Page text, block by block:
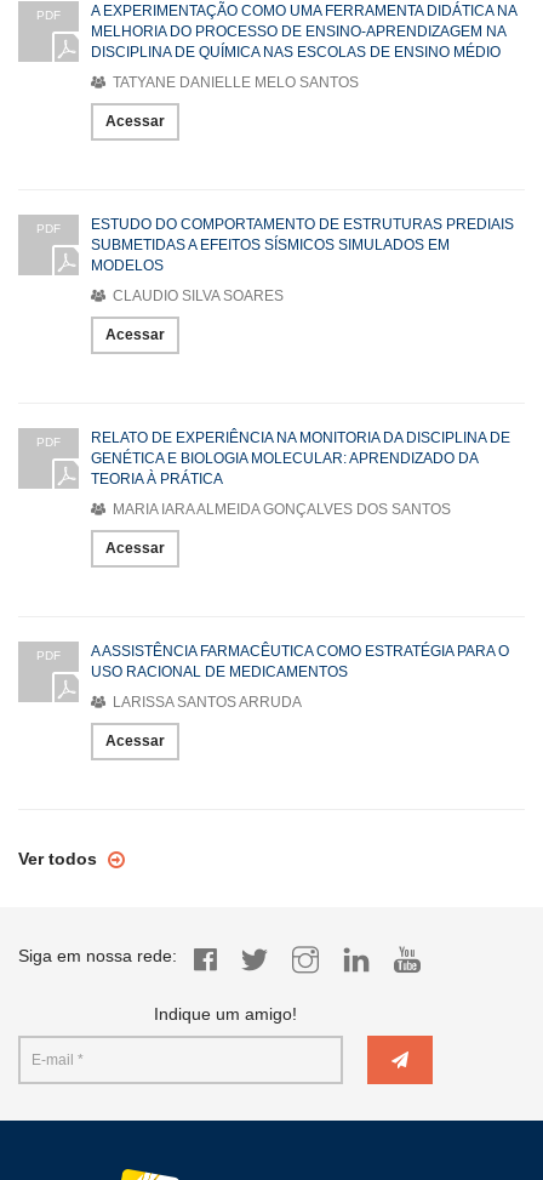
PDF
A EXPERIMENTAÇÃO COMO UMA FERRAMENTA DIDÁTICA NA
MELHORIA DO PROCESSO DE ENSINO-APRENDIZAGEM NA
DISCIPLINA DE QUÍMICA NAS ESCOLAS DE ENSINO MÉDIO
TATYANE DANIELLE MELO SANTOS
Acessar
PDF
ESTUDO DO COMPORTAMENTO DE ESTRUTURAS PREDIAIS
SUBMETIDAS A EFEITOS SÍSMICOS SIMULADOS EM
MODELOS
CLAUDIO SILVA SOARES
Acessar
PDF
RELATO DE EXPERIÊNCIA NA MONITORIA DA DISCIPLINA DE
GENÉTICA E BIOLOGIA MOLECULAR: APRENDIZADO DA
TEORIA À PRÁTICA
MARIA IARA ALMEIDA GONÇALVES DOS SANTOS
Acessar
PDF
A ASSISTÊNCIA FARMACÊUTICA COMO ESTRATÉGIA PARA O
USO RACIONAL DE MEDICAMENTOS
LARISSA SANTOS ARRUDA
Acessar
Ver todos
Siga em nossa rede:
Indique um amigo!